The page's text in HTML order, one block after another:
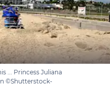
... Princess Juliana
©Shutterstock-